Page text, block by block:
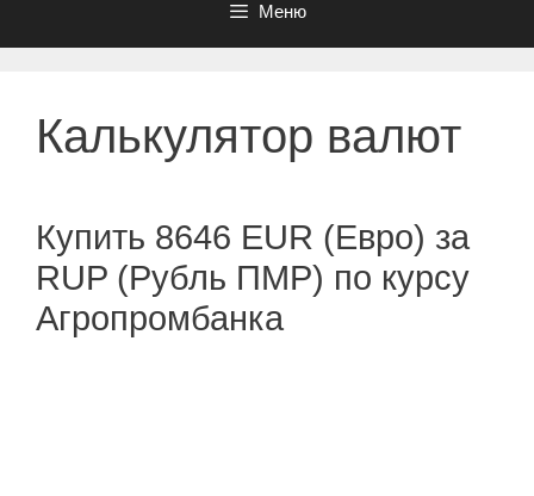
Меню
Калькулятор валют
Купить 8646 EUR (Евро) за
RUP (Рубль ПМР) по курсу
Агропромбанка